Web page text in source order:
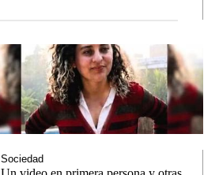
Sociedad